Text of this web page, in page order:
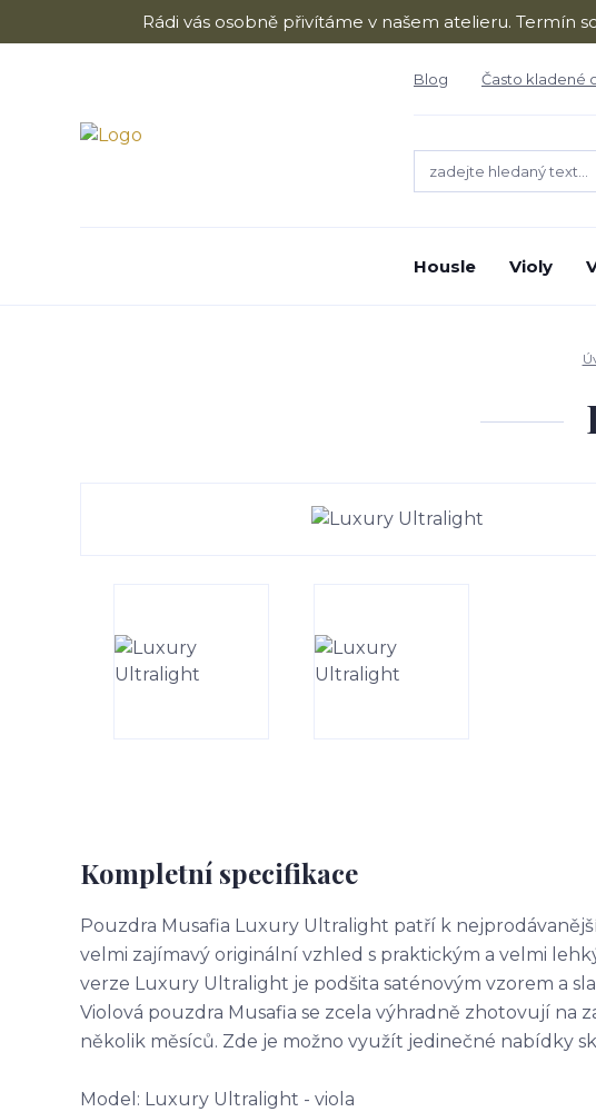
Rádi vás osobně přivítáme v našem atelieru.
Blog Často kladené
Housle Violy
Kompletní specifikace
Pouzdra Musafia Luxury Ultralight patří k
velmi zajímavý originální vzhled s praktickým a velmi
verze Luxury Ultralight je podšita saténovým vzorem a
Violová pouzdra Musafia se zcela výhradně zhotovují na
několik měsíců. Zde je možno využít jedinečné nabídky
Model: Luxury Ultralight - viola